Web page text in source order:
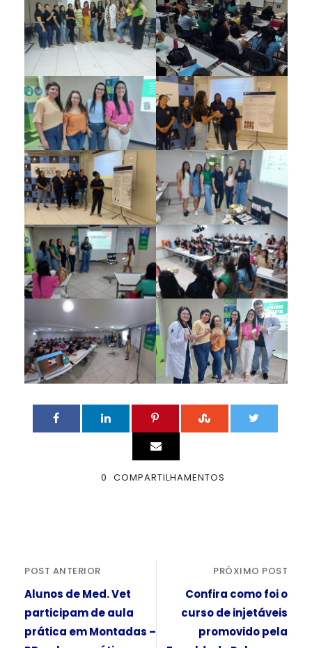
0 COMPARTILHAMENTOS
POST ANTERIOR
Alunos de Med. Vet
participam de aula
prática em Montadas –
PRÓXIMO POST
Confira como foi o
curso de injetáveis
promovido pela